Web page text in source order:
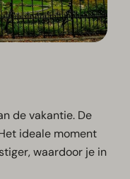
de vakantie. De
ideale moment
waardoor je in